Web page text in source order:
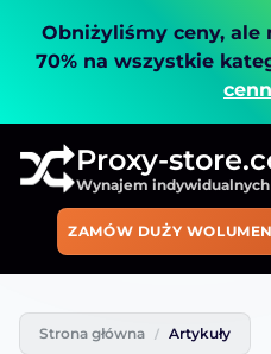
Obniżyliśmy ceny, ale
70% na wszystkie
Proxy-
Wynajem
ZAMÓW DUŻY WOLUMEN
Strona główna Artykuły